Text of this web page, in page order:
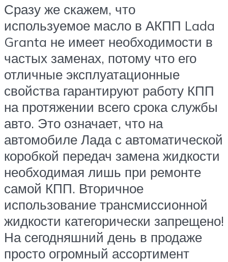
Сразу же скажем, что
используемое масло в АКПП Lada
Granta не имеет необходимости в
частых заменах, потому что его
отличные эксплуатационные
свойства гарантируют работу КПП
на протяжении всего срока службы
авто. Это означает, что на
автомобиле Лада с автоматической
коробкой передач замена жидкости
необходимая лишь при ремонте
самой КПП. Вторичное
использование трансмиссионной
жидкости категорически запрещено!
На сегодняшний день в продаже
просто огромный ассортимент